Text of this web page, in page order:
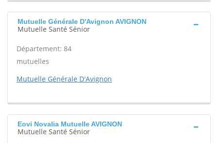
Mutuelle Générale D'Avignon AVIGNON
Mutuelle Santé Sénior
Département: 84
mutuelles
Mutuelle Générale D'Avignon
Eovi Novalia Mutuelle AVIGNON
Mutuelle Santé Sénior